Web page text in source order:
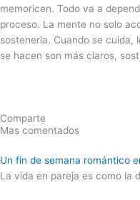
memoricen. Todo va a
proceso. La mente no solo
sostenerla. Cuando se cuida,
se hacen son más claros,
Comparte
Mas comentados
Un fin de semana romántico
La vida en pareja es como la